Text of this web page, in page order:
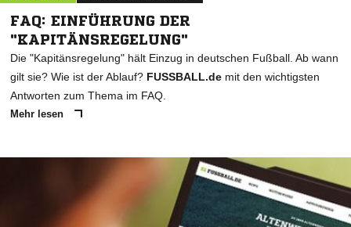
FAQ: EINFÜHRUNG DER
"KAPITÄNSREGELUNG"
Die "Kapitänsregelung" hält Einzug in deutschen Fußball. Ab wann
gilt sie? Wie ist der Ablauf? FUSSBALL.de mit den wichtigsten
Antworten zum Thema im FAQ.
Mehr lesen